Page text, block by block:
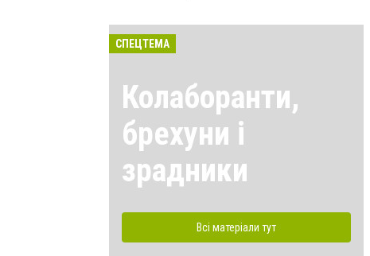
СПЕЦТЕМА
Колаборанти,
брехуни і
зрадники
Всі матеріали тут